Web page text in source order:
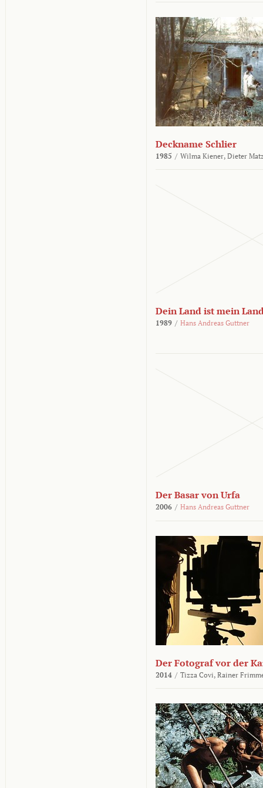
Deckname Schlier
1985 / Wilma Kiener, Dieter
Dein Land ist mein
1989 / Hans Andreas Guttner
Der Basar von Urfa
2006 / Hans Andreas Guttner
Der Fotograf vor der
2014 / Tizza Covi, Rainer